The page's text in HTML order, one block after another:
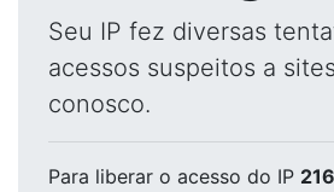
Seu IP fez diversas
acessos suspeitos a
conosco.
Para liberar o acesso do IP